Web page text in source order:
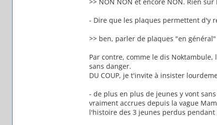
- Dire que les plaques permettent d'y
>> ben, parler de plaques "en
Par contre, comme le dis
sans danger.
DU COUP, je t'invite à insister
- de plus en plus de jeunes y vont
vraiment accrues depuis la vague
l'histoire des 3 jeunes perdus